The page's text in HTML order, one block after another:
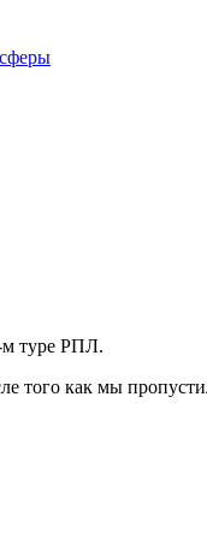
м туре РПЛ.
того как мы